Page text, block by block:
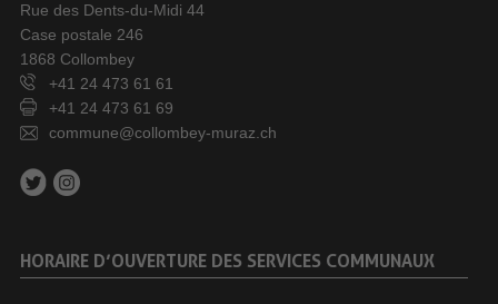
Rue des Dents-du-Midi 44
Case postale 246
1868 Collombey
+41 24 473 61 61
+41 24 473 61 69
commune@collombey-muraz.ch
HORAIRE D’OUVERTURE DES SERVICES COMMUNAUX